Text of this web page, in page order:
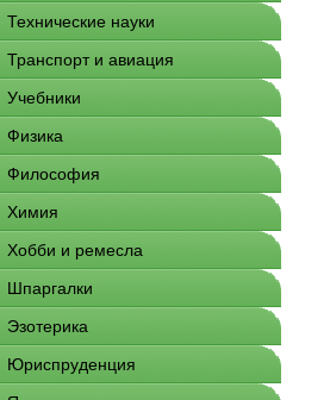
Технические науки
Транспорт и авиация
Учебники
Физика
Философия
Химия
Хобби и ремесла
Шпаргалки
Эзотерика
Юриспруденция